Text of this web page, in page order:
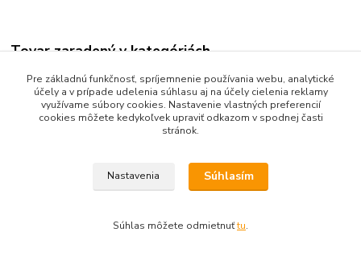
Tovar zaradený v kategóriách
Kancelárske potreby, zošívačky
Nožnice
Upravit sběr cookies.
Pre základnú funkčnosť, spríjemnenie používania webu, analytické
účely a v prípade udelenia súhlasu aj na účely cielenia reklamy
využívame súbory cookies. Nastavenie vlastných preferencií
cookies môžete kedykoľvek upraviť odkazom v spodnej časti
stránok.
Nastavenia Súhlasím
Súhlas môžete odmietnuťtu.